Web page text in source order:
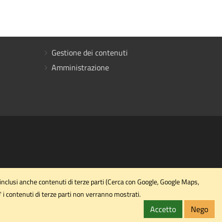
Gestione dei contenuti
Amministrazione
anche contenuti di terze parti (Cerca con Google, Google Maps,
i contenuti di terze parti non verranno mostrati.
Accetto Nego